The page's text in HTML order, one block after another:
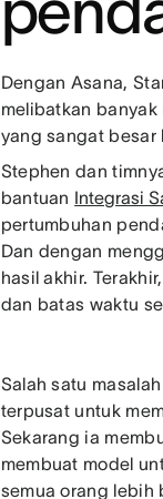
Dengan Asana,
melibatkan
yang sangat besar
Stephen dan
bantuan Integrasi
pertumbuhan
Dan dengan
hasil akhir.
dan batas waktu
Salah satu
terpusat untuk
Sekarang ia
membuat model
semua orang lebih